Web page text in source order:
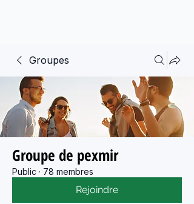
Groupes
Groupe de pexmir
Public · 78 membres
Rejoindre